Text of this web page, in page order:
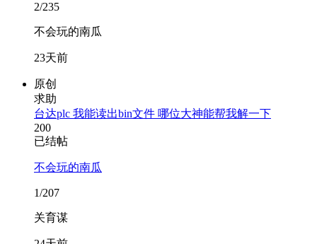
2/235
不会玩的南瓜
23天前
原创
求助
台达plc 我能读出bin文件 哪位大神能帮我解一下
200
已结帖
不会玩的南瓜
1/207
关育谋